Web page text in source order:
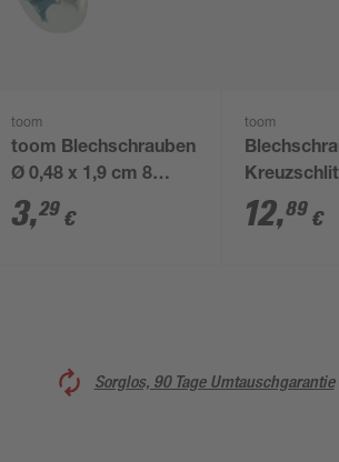
toom
toom Blechschrauben
Ø 0,48 x 1,9 cm 8
Stück
3,29 €
toom
4,8 x 16
12,89 €
Sorglos, 90 Tage Umtauschgarantie